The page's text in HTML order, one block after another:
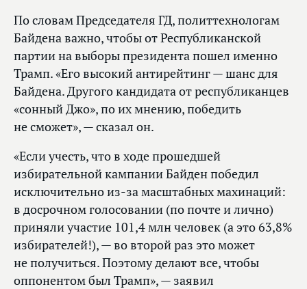
По словам Председателя ГД, политтехнологам
Байдена важно, чтобы от Республиканской
партии на выборы президента пошел именно
Трамп. «Его высокий антирейтинг — шанс для
Байдена. Другого кандидата от республиканцев
«сонный Джо», по их мнению, победить
не сможет», — сказал он.
«Если учесть, что в ходе прошедшей
избирательной кампании Байден победил
исключительно из‑за масштабных махинаций:
в досрочном голосовании (по почте и лично)
приняли участие 101,4 млн человек (а это 63,8%
избирателей!), — во второй раз это может
не получиться. Поэтому делают все, чтобы
оппонентом был Трамп», — заявил